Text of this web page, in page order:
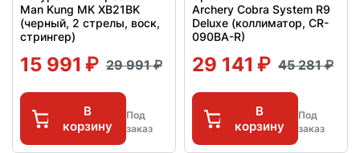
Man Kung MK XB21BK
(черный, 2 стрелы, воск,
стрингер)
15 991 29 991
В
корзину
Под
заказ
Archery Cobra System R9
Deluxe (коллиматор, CR-
090BA-R)
29 141 45 281
В
корзину
Под
заказ